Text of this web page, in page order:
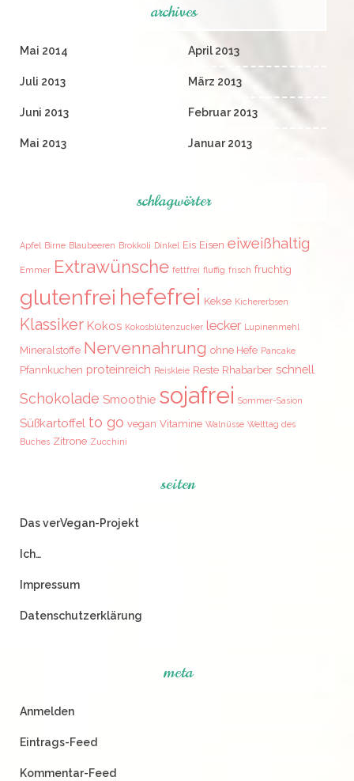
archives
Mai 2014
Juli 2013
Juni 2013
Mai 2013
April 2013
März 2013
Februar 2013
Januar 2013
schlagwörter
Apfel Birne Blaubeeren Brokkoli Dinkel Eis Eisen eiweißhaltig
Emmer Extrawünsche fettfrei fluffig frisch fruchtig
glutenfrei hefefrei Kekse Kichererbsen
Klassiker Kokos Kokosblütenzucker lecker Lupinenmehl
Mineralstoffe Nervennahrung ohne Hefe Pancake
Pfannkuchen proteinreich Reiskleie Reste Rhabarber schnell
Schokolade Smoothie sojafrei Sommer-Sasion
Süßkartoffel to go vegan Vitamine Walnüsse Welttag des
Buches Zitrone Zucchini
seiten
Das verVegan-Projekt
Ich…
Impressum
Datenschutzerklärung
meta
Anmelden
Eintrags-Feed
Kommentar-Feed